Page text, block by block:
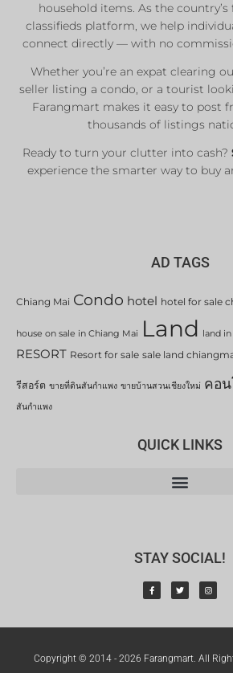
household items. As the
classifieds platform, we help
connect directly — with no
Whether you’re an expat clearing
seller listing a condo, or a tourist
Farangmart makes it easy to post
thousands of listings
Ready to turn your clutter into cash?
experience the smarter way to buy
AD TAGS
Chiang Mai Condo hotel hotel for sale
house on sale in Chiang Mai Land land
RESORT Resort for sale sale land
รีสอร์ต ขายที่ดินสันกำแพง ขายบ้านสวนเชียงใหม่ คอน
สันกำแพง
QUICK LINKS
STAY SOCIAL!
Copyright © 2014 - 2026 Farangmart. All